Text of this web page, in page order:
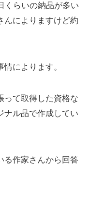
くらいの納品が多い
んによりますけど約
によります。
って取得した資格な
ナル品で作成してい
る作家さんから回答